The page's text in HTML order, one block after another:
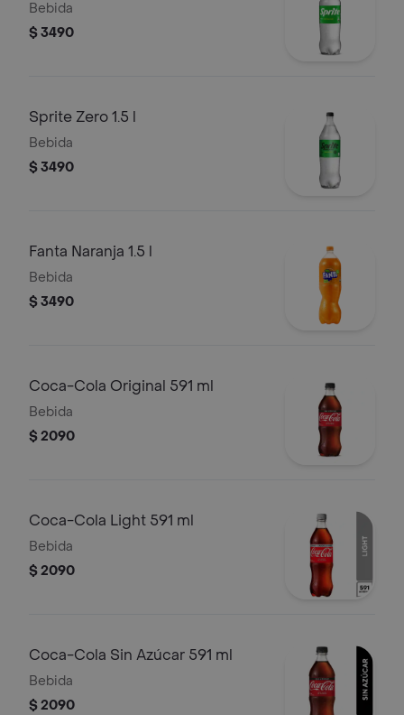
Bebida
$ 3490
Sprite Zero 1.5 l
Bebida
$ 3490
Fanta Naranja 1.5 l
Bebida
$ 3490
Coca-Cola Original 591 ml
Bebida
$ 2090
Coca-Cola Light 591 ml
Bebida
$ 2090
Coca-Cola Sin Azúcar 591 ml
Bebida
$ 2090